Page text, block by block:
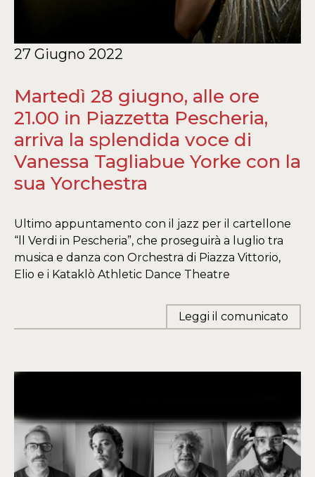
27 Giugno 2022
Martedì 28 giugno, alle ore
21.00 in Piazzetta Pescheria,
arriva la splendida voce di
Vanessa Tagliabue Yorke con la
sua Yorchestra
Ultimo appuntamento con il jazz per il cartellone
“ll Verdi in Pescheria”, che proseguirà a luglio tra
musica e danza con Orchestra di Piazza Vittorio,
Elio e i Kataklò Athletic Dance Theatre
Leggi il comunicato